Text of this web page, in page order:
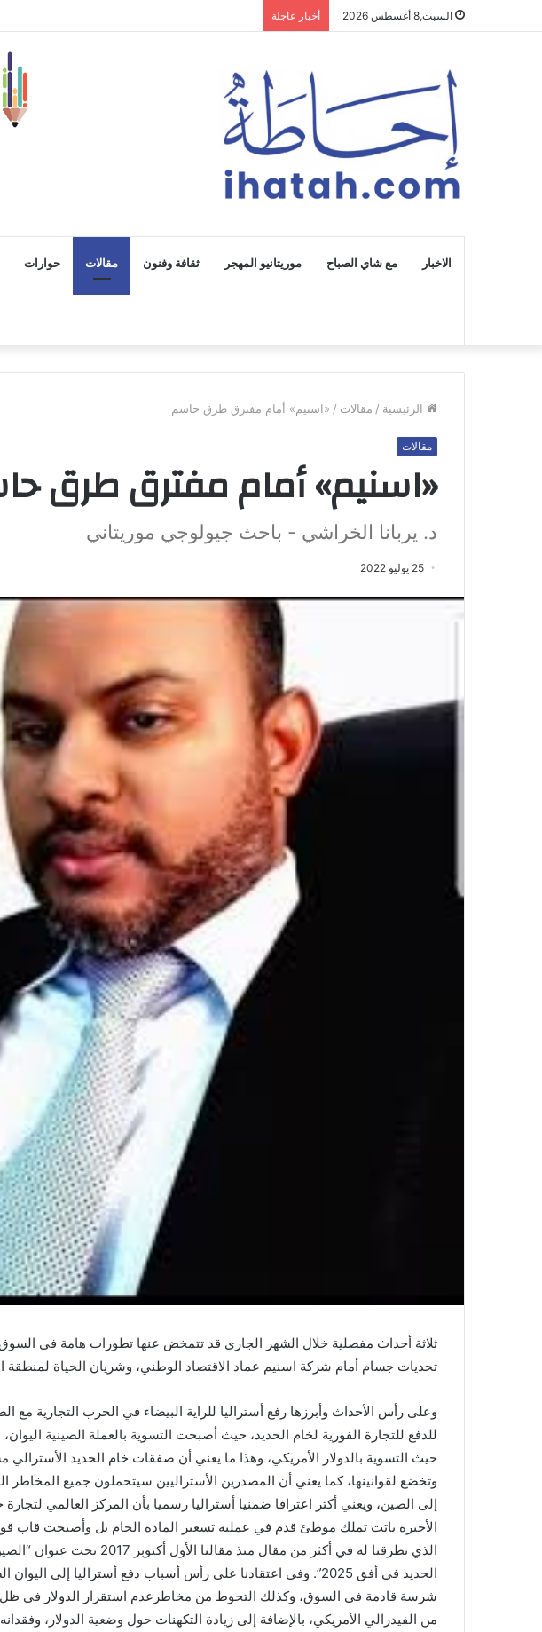
السبت,8 أغسطس 2026 أخبار عاجلة
الاخبار مع شاي الصباح موريتانيو المهجر ثقافة وفنون مقالات حوارات
الرئيسية / مقالات / «اسنيم» أمام مفترق طرق حاسم
مقالات
«اسنيم» أمام مفترق طرق
د. يربانا الخراشي - باحث جيولوجي موريتاني
25 يوليو 2022
ثلاثة أحداث مفصلية خلال الشهر الجاري قد تتمخض عنها تطورات هامة في
تحديات جسام أمام شركة اسنيم عماد الاقتصاد الوطني، وشريان الحياة لمنطقة
وعلى رأس الأحداث وأبرزها رفع أستراليا للراية البيضاء في الحرب التجارية مع
للدفع للتجارة الفورية لخام الحديد، حيث أصبحت التسوية بالعملة الصينية
حيث التسوية بالدولار الأمريكي، وهذا ما يعني أن صفقات خام الحديد
وتخضع لقوانينها، كما يعني أن المصدرين الأستراليين سيتحملون جميع المخاطر
إلى الصين، ويعني أكثر اعترافا ضمنيا أستراليا رسميا بأن المركز العالمي
الأخيرة باتت تملك موطئ قدم في عملية تسعير المادة الخام بل وأصبحت قاب
الذي تطرقنا له في أكثر من مقال منذ
الحديد في أفق 2025”. وفي اعتقادنا على رأس أسباب دفع أستراليا إلى
شرسة قادمة في السوق، وكذلك التحوط من مخاطرعدم استقرار الدولار في ظل
من الفيدرالي الأمريكي، بالإضافة إلى زيادة التكهنات حول وضعية الدولار،